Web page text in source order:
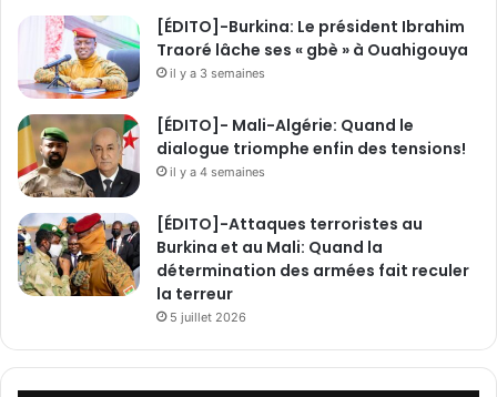
[ÉDITO]-Burkina: Le président Ibrahim
Traoré lâche ses « gbè » à Ouahigouya
il y a 3 semaines
[ÉDITO]- Mali-Algérie: Quand le
dialogue triomphe enfin des tensions!
il y a 4 semaines
[ÉDITO]-Attaques terroristes au
Burkina et au Mali: Quand la
détermination des armées fait reculer
la terreur
5 juillet 2026